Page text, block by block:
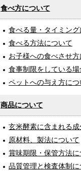
食べ方について
食べる量・タイミング
食べる方法について
お子様への食べさせ
食事制限をしている場
ペットへの与え方につ
商品について
玄米酵素に含まれる
原材料、製法について
賞味期限・保管方法に
品質管理と検査体制に